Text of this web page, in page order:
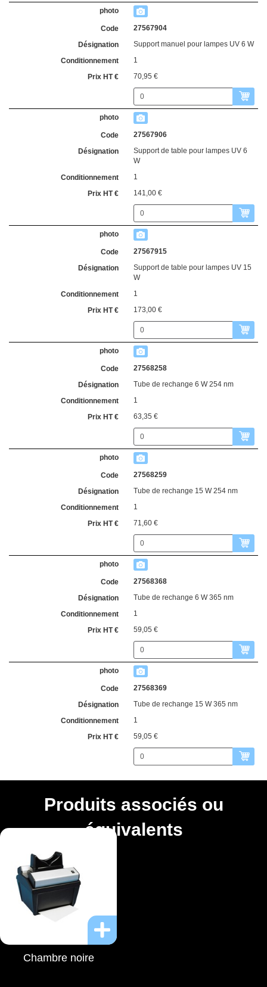
27567904
Support manuel pour lampes UV 6 W
1
70,95 €
27567906
Support de table pour lampes UV 6
W
1
141,00 €
27567915
Support de table pour lampes UV 15
W
1
173,00 €
27568258
Tube de rechange 6 W 254 nm
1
63,35 €
27568259
Tube de rechange 15 W 254 nm
1
71,60 €
27568368
Tube de rechange 6 W 365 nm
1
59,05 €
27568369
Tube de rechange 15 W 365 nm
1
59,05 €
Produits associés ou
équivalents
Chambre noire